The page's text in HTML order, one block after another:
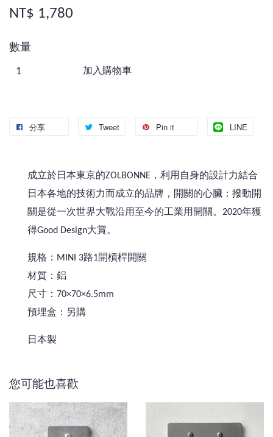
NT$ 1,780
數量
加入購物車
分享 Tweet Pin it LINE
成立於日本東京的ZOLBONNE，利用自身的設計力結合
日本各地的技術力而成立的品牌，開關的心臟：撥動開
關是從一次世界大戰沿用至今的工業用開關。2020年獲
得Good Design大賞。
規格：MINI 3路1開槓桿開關
材質：鋁
尺寸：70×70×6.5mm
預埋盒：另購
日本製
您可能也喜歡